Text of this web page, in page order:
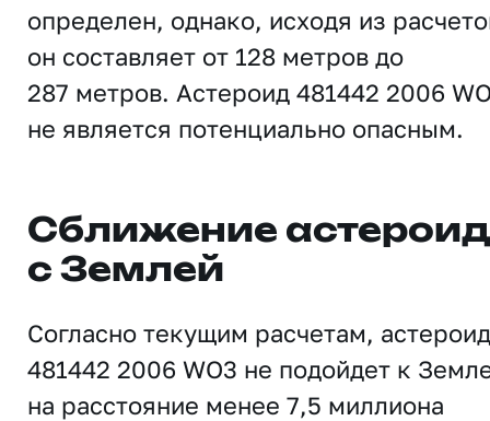
определен, однако, исходя из
он составляет от 128 метров до
287 метров. Астероид 481442 2006
не является потенциально опасным.
Сближение
с Землей
Согласно текущим расчетам, астероид
481442 2006 WO3 не подойдет к
на расстояние менее 7,5 миллиона